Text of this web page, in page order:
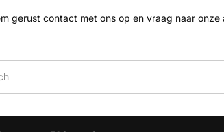
gerust contact met ons op en vraag naar